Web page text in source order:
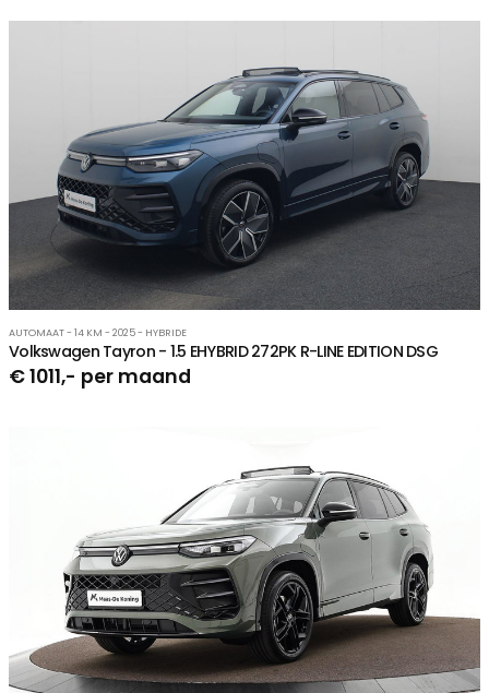
AUTOMAAT - 14 KM - 2025 - HYBRIDE
Volkswagen Tayron - 1.5 EHYBRID 272PK R-LINE EDITION DSG
€ 1011,- per maand